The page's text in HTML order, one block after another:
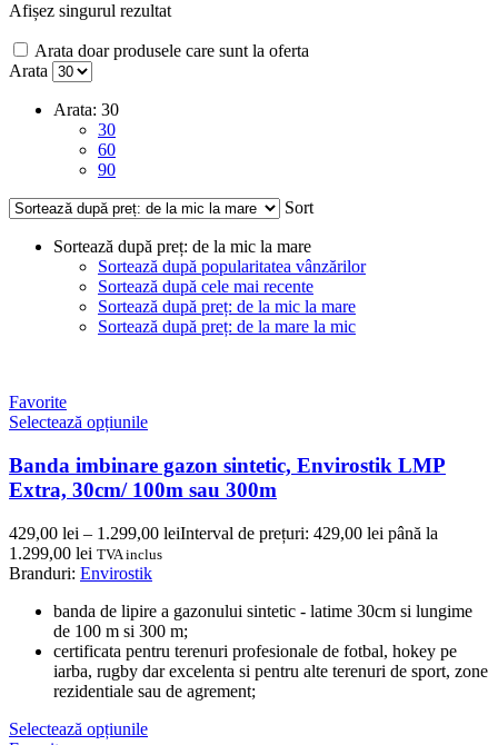
Afișez singurul rezultat
Arata doar produsele care sunt la oferta
Arata
Arata: 30
30
60
90
Sort
Sortează după preț: de la mic la mare
Sortează după popularitatea vânzărilor
Sortează după cele mai recente
Sortează după preț: de la mic la mare
Sortează după preț: de la mare la mic
Favorite
Selectează opțiunile
Banda imbinare gazon sintetic, Envirostik LMP
Extra, 30cm/ 100m sau 300m
429,00 lei – 1.299,00 leiInterval de prețuri: 429,00 lei până la
1.299,00 lei TVA inclus
Branduri: Envirostik
banda de lipire a gazonului sintetic - latime 30cm si lungime
de 100 m si 300 m;
certificata pentru terenuri profesionale de fotbal, hokey pe
iarba, rugby dar excelenta si pentru alte terenuri de sport, zone
rezidentiale sau de agrement;
Selectează opțiunile